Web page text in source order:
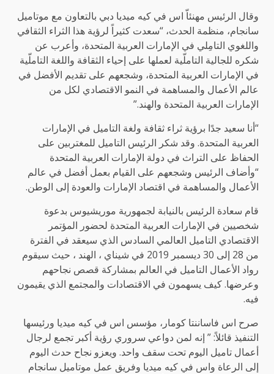
وقال الرئيس مهنئاّ اس في كيه ميديا دبي بالتعاون مع موتاميل
سانجام، منظمة الحدث، “سعدت كثيراً لرؤية هذا الثراء الثقافي
واللغوي التامِلي في الإمارات العربية المتحدة، وأعرب عن
شكره للجالية التاملّية لعملها على إحياء الثقافة واللغة التاملّية
في الإمارات العربية المتحدة، وشجعهم على تقديم الأفضل في
عالم الأعمال والمساهمة في النمو الاقتصادي لكل من
الإمارات العربية المتحدة والهند.”
“أنا سعيد جدًا برؤية ثراء ثقافة ولغة التاميل في الإمارات
العربية المتحدة. وقد شكر الرئيس التاميل للمغتربين على
الحفاظ على التراث في دولة الإمارات العربية المتحدة
“وأضاف الرئيس وشجعهم على القيام بعمل أفضل في عالم
الأعمال والمساهمة في اقتصاد الإمارات والعودة إلى الوطن.
قام سعادة الرئيس بالنيابة لجمهورية موريشيوس بدعوة
شخصيين في الإمارات العربية المتحدة لحضور المؤتمر
الاقتصادي التاميل العالمي السادس الذي سيعقد في الفترة
من 28 إلى 30 ديسمبر 2019 في شيناي ، الهند ، حيث سيقوم
رواد الأعمال التاميل في العالم بمشاركة قصص نجاحهم
وعرضها. كيف يسهمون في الاقتصادات والمجتمع الذي يقيمون
فيه.
صرح اس فاساننتا كومار، مؤسس اس في كيه ميديا ورئيسها
التنفيذ قائلاً: ” إنه لمن دواعي سروري رؤية أكبر تجمع لرجال
أعمال تاميل اليوم تحت سقف واحد. ويعزو نجاح حدث اليوم
إلى الرعاة واس في كيه ميديا وفريق عمل موتاميل سانجام